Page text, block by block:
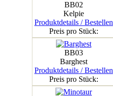
BB02
Kelpie
Produktdetails / Bestellen
Preis pro Stück:
BB03
Barghest
Produktdetails / Bestellen
Preis pro Stück: